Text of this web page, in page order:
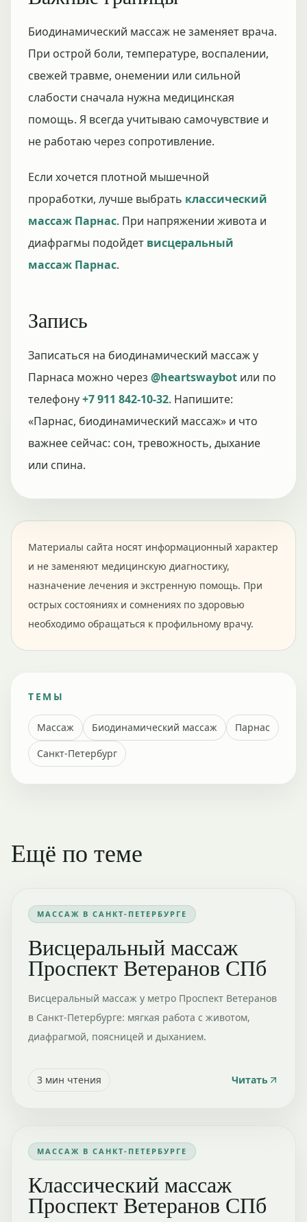
Биодинамический массаж не заменяет врача.
При острой боли, температуре, воспалении,
свежей травме, онемении или сильной
слабости сначала нужна медицинская
помощь. Я всегда учитываю самочувствие и
не работаю через сопротивление.
Если хочется плотной мышечной
проработки, лучше выбрать классический
массаж Парнас. При напряжении живота и
диафрагмы подойдет висцеральный
массаж Парнас.
Запись
Записаться на биодинамический массаж у
Парнаса можно через @heartswaybot или по
телефону+7 911 842-10-32. Напишите:
«Парнас, биодинамический массаж» и что
важнее сейчас: сон, тревожность, дыхание
или спина.
Материалы сайта носят информационный характер
и не заменяют медицинскую диагностику,
назначение лечения и экстренную помощь. При
острых состояниях и сомнениях по здоровью
необходимо обращаться к профильному врачу.
ТЕМЫ
Массаж Биодинамический массаж
Парнас
Санкт-Петербург
Ещё по теме
МАССАЖ В САНКТ-ПЕТЕРБУРГЕ
Висцеральный массаж
Проспект Ветеранов СПб
Висцеральный массаж у метро Проспект Ветеранов
в Санкт-Петербурге: мягкая работа с животом,
диафрагмой, поясницей и дыханием.
3 мин чтения Читать
МАССАЖ В САНКТ-ПЕТЕРБУРГЕ
Классический массаж
Проспект Ветеранов СПб